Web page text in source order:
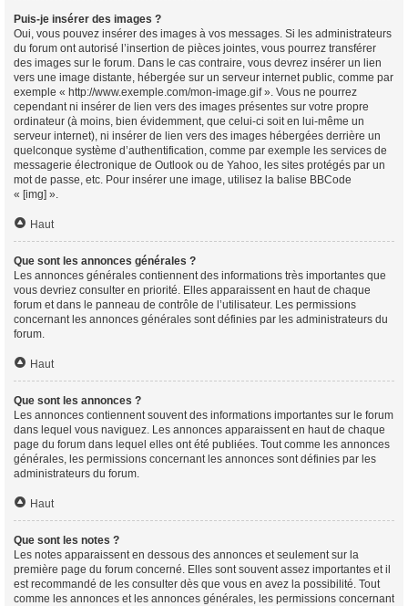
Puis-je insérer des images ?
Oui, vous pouvez insérer des images à vos messages. Si les administrateurs
du forum ont autorisé l’insertion de pièces jointes, vous pourrez transférer
des images sur le forum. Dans le cas contraire, vous devrez insérer un lien
vers une image distante, hébergée sur un serveur internet public, comme par
exemple « http://www.exemple.com/mon-image.gif ». Vous ne pourrez
cependant ni insérer de lien vers des images présentes sur votre propre
ordinateur (à moins, bien évidemment, que celui-ci soit en lui-même un
serveur internet), ni insérer de lien vers des images hébergées derrière un
quelconque système d’authentification, comme par exemple les services de
messagerie électronique de Outlook ou de Yahoo, les sites protégés par un
mot de passe, etc. Pour insérer une image, utilisez la balise BBCode
« [img] ».
Haut
Que sont les annonces générales ?
Les annonces générales contiennent des informations très importantes que
vous devriez consulter en priorité. Elles apparaissent en haut de chaque
forum et dans le panneau de contrôle de l’utilisateur. Les permissions
concernant les annonces générales sont définies par les administrateurs du
forum.
Haut
Que sont les annonces ?
Les annonces contiennent souvent des informations importantes sur le forum
dans lequel vous naviguez. Les annonces apparaissent en haut de chaque
page du forum dans lequel elles ont été publiées. Tout comme les annonces
générales, les permissions concernant les annonces sont définies par les
administrateurs du forum.
Haut
Que sont les notes ?
Les notes apparaissent en dessous des annonces et seulement sur la
première page du forum concerné. Elles sont souvent assez importantes et il
est recommandé de les consulter dès que vous en avez la possibilité. Tout
comme les annonces et les annonces générales, les permissions concernant